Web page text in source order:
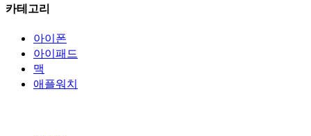
카테고리
아이폰
아이패드
맥
애플워치